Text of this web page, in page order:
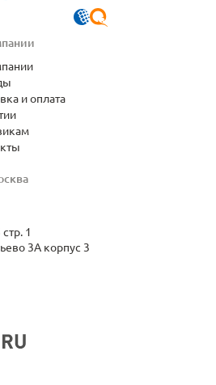
1
3А корпус 3
и оплата